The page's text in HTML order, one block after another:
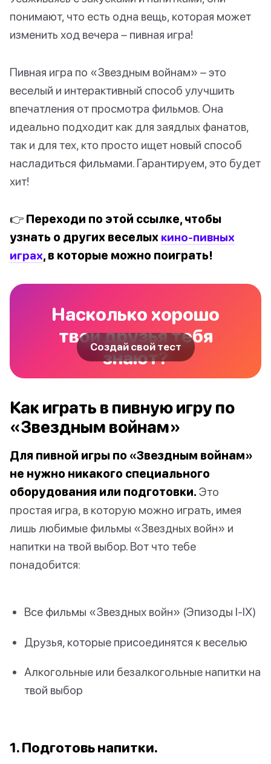
понимают, что есть одна вещь, которая может
изменить ход вечера – пивная игра!
Пивная игра по «Звездным войнам» – это
веселый и интерактивный способ улучшить
впечатления от просмотра фильмов. Она
идеально подходит как для заядлых фанатов,
так и для тех, кто просто ищет новый способ
насладиться фильмами. Гарантируем, это будет
хит!
👉 Переходи по этой ссылке, чтобы
узнать о других веселых кино-пивных
играх, в которые можно поиграть!
Насколько хорошо
твои друзья тебя
знают?
Создай свой тест
Как играть в пивную игру по
«Звездным войнам»
Для пивной игры по «Звездным войнам»
не нужно никакого специального
оборудования или подготовки. Это
простая игра, в которую можно играть, имея
лишь любимые фильмы «Звездных войн» и
напитки на твой выбор. Вот что тебе
понадобится:
Все фильмы «Звездных войн» (Эпизоды I-IX)
Друзья, которые присоединятся к веселью
Алкогольные или безалкогольные напитки на
твой выбор
1. Подготовь напитки.